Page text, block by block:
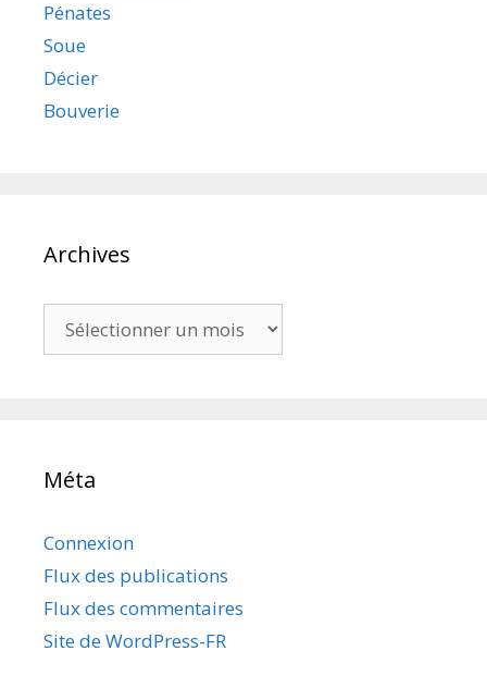
Pénates
Soue
Décier
Bouverie
Archives
Méta
Connexion
Flux des publications
Flux des commentaires
Site de WordPress-FR